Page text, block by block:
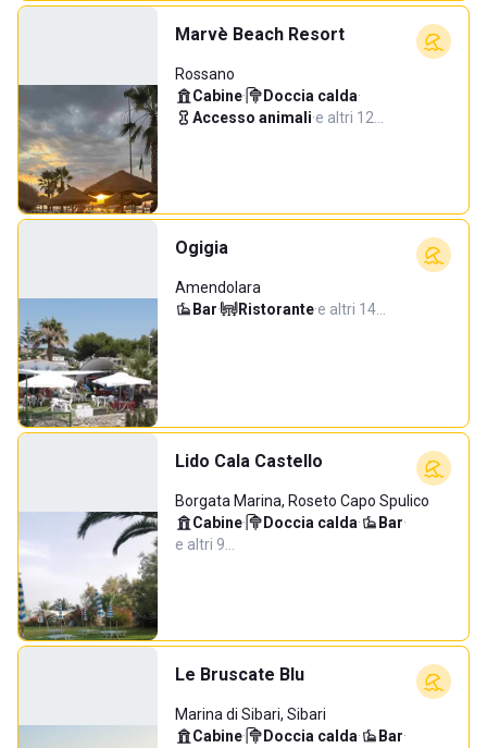
Marvè Beach Resort
Rossano
Cabine· Doccia calda·
Accesso animali·e altri 12…
Ogigia
Amendolara
Bar· Ristorante·e altri 14…
Lido Cala Castello
Borgata Marina, Roseto Capo Spulico
Cabine· Doccia calda· Bar·
e altri 9…
Le Bruscate Blu
Marina di Sibari, Sibari
Cabine· Doccia calda· Bar·